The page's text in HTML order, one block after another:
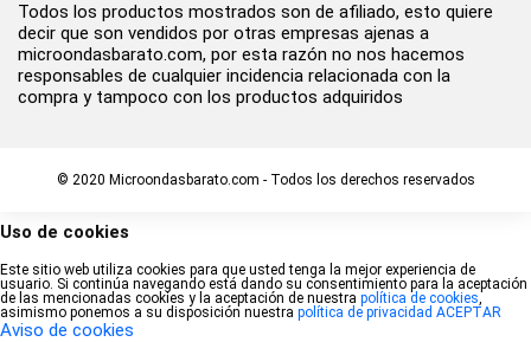
Todos los productos mostrados son de afiliado, esto quiere
decir que son vendidos por otras empresas ajenas a
microondasbarato.com, por esta razón no nos hacemos
responsables de cualquier incidencia relacionada con la
compra y tampoco con los productos adquiridos
© 2020 Microondasbarato.com - Todos los derechos reservados
Uso de cookies
Este sitio web utiliza cookies para que usted tenga la mejor experiencia de
usuario. Si continúa navegando está dando su consentimiento para la aceptación
de las mencionadas cookies y la aceptación de nuestra política de cookies,
asimismo ponemos a su disposición nuestra política de privacidad ACEPTAR
Aviso de cookies